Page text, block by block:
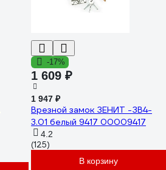
-17%
1 609 ₽
1 947 ₽
Врезной замок ЗЕНИТ -ЗВ4-
3.01 белый 9417 00009417
4.2
(125)
В корзину